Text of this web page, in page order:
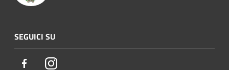
SEGUICI SU
FacebookInstagram